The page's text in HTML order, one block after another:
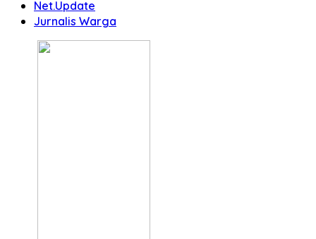
Net.Update
Jurnalis Warga